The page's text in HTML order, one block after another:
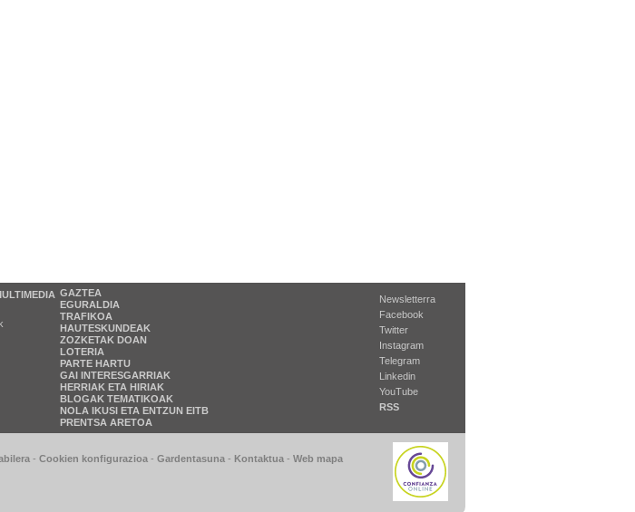
GAZTEA
EGURALDIA
TRAFIKOA
HAUTESKUNDEAK
ZOZKETAK DOAN
LOTERIA
PARTE HARTU
GAI INTERESGARRIAK
HERRIAK ETA HIRIAK
BLOGAK TEMATIKOAK
NOLA IKUSI ETA ENTZUN EITB
PRENTSA ARETOA
Newsletterra
Facebook
Twitter
Instagram
Telegram
Linkedin
YouTube
RSS
- Cookien konfigurazioa - Gardentasuna - Kontaktua - Web mapa